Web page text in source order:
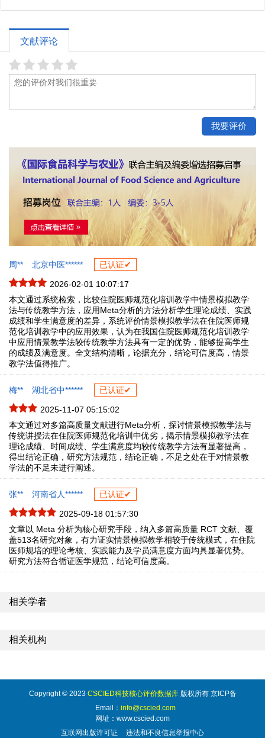
文献评论
周** 北京中医****** 已认证✔
2026-02-01 10:07:17
本文通过系统检索，比较住院医师规范化培训教学中情景模拟教学
法与传统教学方法，应用Meta分析的方法分析学生理论成绩、实践
成绩和学生满意度的差异，系统评价情景模拟教学法在住院医师规
范化培训教学中的应用效果，认为在我国住院医师规范化培训教学
中应用情景教学法较传统教学方法具有一定的优势，能够提高学生
的成绩及满意度。全文结构清晰，论据充分，结论可信度高，情景
教学法值得推广。
梅** 湖北省中****** 已认证✔
2025-11-07 05:15:02
本文通过对多篇高质量文献进行Meta分析，探讨情景模拟教学法与
传统讲授法在住院医师规范化培训中优劣，揭示情景模拟教学法在
理论成绩、时间成绩、学生满意度均较传统教学方法有显著提高，
得出结论正确，研究方法规范，结论正确，不足之处在于对情景教
学法的不足未进行阐述。
张** 河南省人****** 已认证✔
2025-09-18 01:57:30
文章以 Meta 分析为核心研究手段，纳入多篇高质量 RCT 文献、覆
盖513名研究对象，有力证实情景模拟教学相较于传统模式，在住院
医师规培的理论考核、实践能力及学员满意度方面均具显著优势。
研究方法符合循证医学规范，结论可信度高。
相关学者
相关机构
Copyright © 2023 CSCIED科技核心评价数据库版权所有 京ICP备
Email： info@cscied.com
网址：www.cscied.com
互联网出版许可证
违法和不良信息举报中心